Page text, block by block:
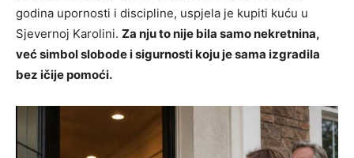
godina upornosti i discipline, uspjela je kupiti kuću u
Sjevernoj Karolini. Za nju to nije bila samo nekretnina,
već simbol slobode i sigurnosti koju je sama izgradila
bez ičije pomoći.